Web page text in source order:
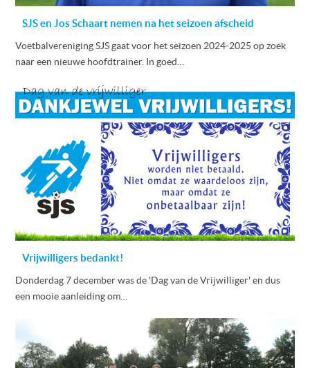
SJS en Jos Schaart nemen na het seizoen afscheid
Voetbalvereniging SJS gaat voor het seizoen 2024-2025 op zoek
naar een nieuwe hoofdtrainer. In goed…
Vrijwilligers bedankt!
Donderdag 7 december was de 'Dag van de Vrijwilliger' en dus
een mooie aanleiding om…